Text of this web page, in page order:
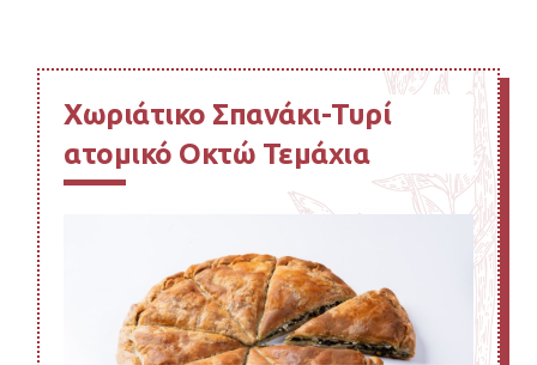
Χωριάτικο Σπανάκι-Τυρί
ατομικό Οκτώ Τεμάχια